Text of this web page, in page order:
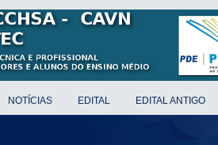
NOTÍCIAS EDITAL EDITAL ANTIGO